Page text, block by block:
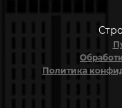
Политика